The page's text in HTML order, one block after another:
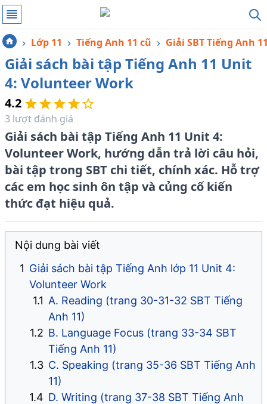
Lớp 11 Tiếng Anh 11 cũ Giải SBT Tiếng Anh
Giải sách bài tập Tiếng Anh 11 Unit
4: Volunteer Work
Giải sách bài tập Tiếng Anh 11 Unit 4:
Volunteer Work, hướng dẫn trả lời câu hỏi,
bài tập trong SBT chi tiết, chính xác. Hỗ trợ
các em học sinh ôn tập và củng cố kiến
thức đạt hiệu quả.
4.2
3 lượt đánh giá
Nội dung bài viết
Giải sách bài tập Tiếng Anh lớp 11 Unit 4:
Volunteer Work
A. Reading (trang 30-31-32 SBT Tiếng
Anh 11)
B. Language Focus (trang 33-34 SBT
Tiếng Anh 11)
C. Speaking (trang 35-36 SBT Tiếng Anh
11)
D. Writing (trang 37-38 SBT Tiếng Anh